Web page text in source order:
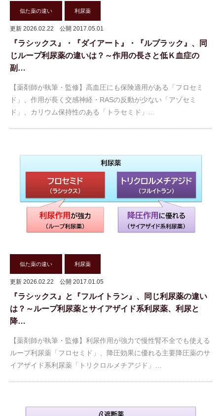
似た薬の違い 利尿薬
更新 2026.02.22 公開 2017.05.01
『ラシックス』・『ダイアート』・『ルプラック』、同
じループ利尿薬の違いは？～作用の長さと低Ｋ血症の
副…
【薬剤師が執筆・監修】高血圧にも保険適用がある「フロセミ
ド」、作用が長く交感神経・RASの反動が少ない「アゾセミ
ド」、カリウム保持性のある「トラセミド」…
似た薬の違い 利尿薬
更新 2026.02.22 公開 2017.01.05
『ラシックス』と『フルイトラン』、同じ利尿薬の違い
は？～ループ利尿薬とサイアザイド系利尿薬、利尿と
降…
【薬剤師が執筆・監修】利尿作用が強力で慢性腎不全でも使える
ループ利尿薬「フロセミド」、降圧効果に優れる主要降圧薬のサ
イアザイド系利尿薬「トリクロルメチアジド」…